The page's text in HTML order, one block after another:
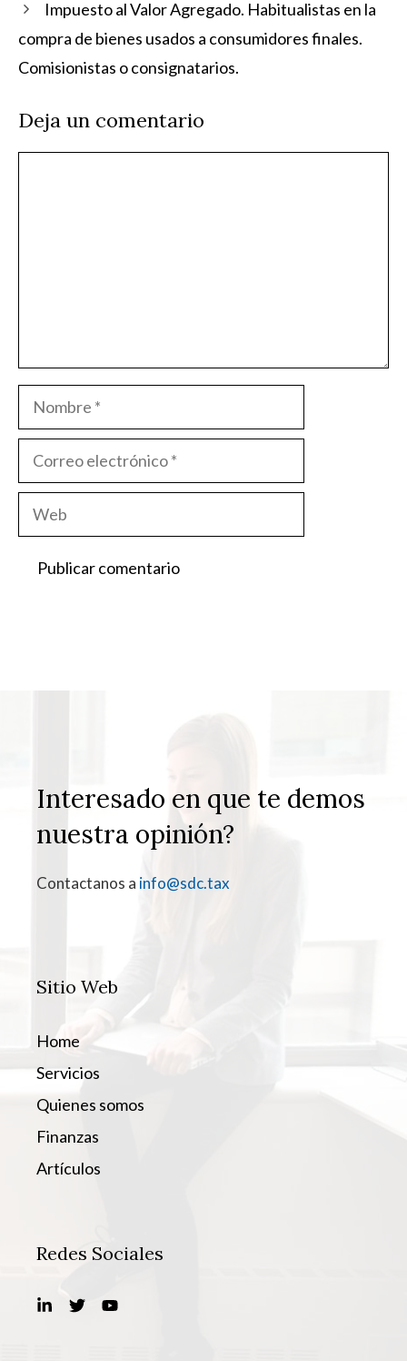
Impuesto al Valor Agregado. Habitualistas en la
compra de bienes usados a consumidores finales.
Comisionistas o consignatarios.
Deja un comentario
Nombre
Correo
electrónico
Web
Interesado en que te demos
nuestra opinión?
Contactanos a info@sdc.tax
Sitio Web
Home
Servicios
Quienes somos
Finanzas
Artículos
Redes Sociales